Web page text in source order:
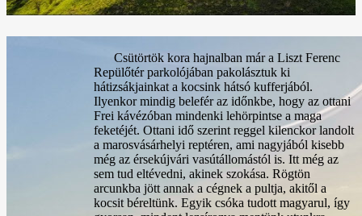
Csütörtök kora hajnalban már a Liszt Ferenc
Repülőtér parkolójában pakolásztuk ki
hátizsákjainkat a kocsink hátsó kufferjából.
Ilyenkor mindig belefér az időnkbe, hogy az ottani
Frei kávézóban mindenki lehörpintse a maga
feketéjét. Ottani idő szerint reggel kilenckor landolt
a marosvásárhelyi reptéren, ami nagyjából kisebb
még az érsekújvári vasútállomástól is. Itt még az
sem tud eltévedni, akinek szokása. Rögtön
arcunkba jött annak a cégnek a pultja, akitől a
kocsit béreltünk. Egyik csóka tudott magyarul, így